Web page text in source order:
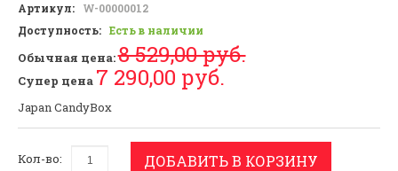
Артикул:
W-00000012
Доступность: Есть в наличии
Обычная цена:8 529,00 руб.
Супер цена 7 290,00 руб.
Japan CandyBox
Кол-во: ДОБАВИТЬ В КОРЗИНУ